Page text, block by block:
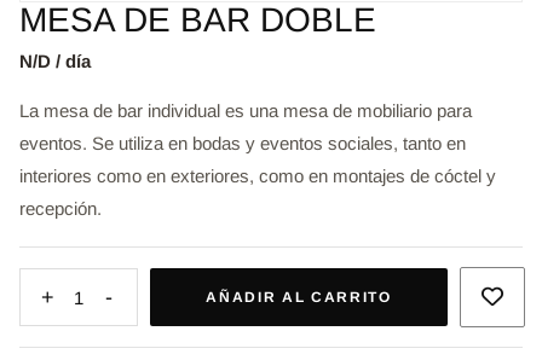
MESA DE BAR DOBLE
N/D / día
La mesa de bar individual es una mesa de mobiliario para
eventos. Se utiliza en bodas y eventos sociales, tanto en
interiores como en exteriores, como en montajes de cóctel y
recepción.
+ 1 - AÑADIR AL CARRITO